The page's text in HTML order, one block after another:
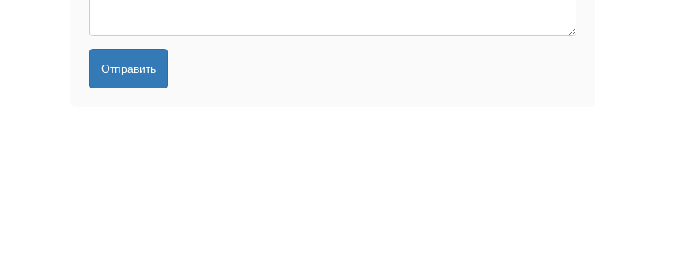
Отправить